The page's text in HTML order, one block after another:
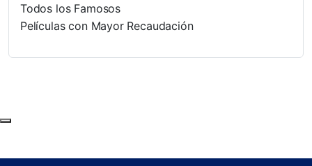
Todos los Famosos
Películas con Mayor Recaudación